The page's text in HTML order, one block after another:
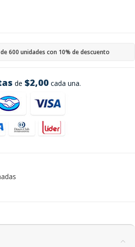
de $2,00 cada una.
de 600 unidades con 10% de descuento